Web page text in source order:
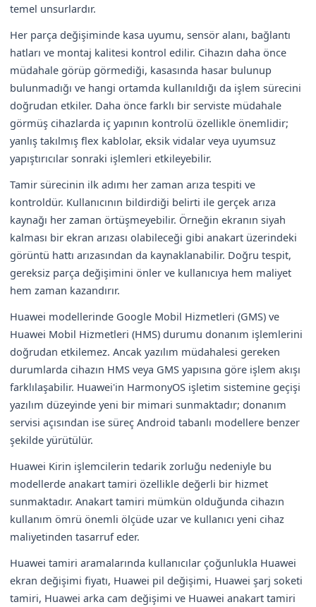
temel unsurlardır.
Her parça değişiminde kasa uyumu, sensör alanı, bağlantı
hatları ve montaj kalitesi kontrol edilir. Cihazın daha önce
müdahale görüp görmediği, kasasında hasar bulunup
bulunmadığı ve hangi ortamda kullanıldığı da işlem sürecini
doğrudan etkiler. Daha önce farklı bir serviste müdahale
görmüş cihazlarda iç yapının kontrolü özellikle önemlidir;
yanlış takılmış flex kablolar, eksik vidalar veya uyumsuz
yapıştırıcılar sonraki işlemleri etkileyebilir.
Tamir sürecinin ilk adımı her zaman arıza tespiti ve
kontroldür. Kullanıcının bildirdiği belirti ile gerçek arıza
kaynağı her zaman örtüşmeyebilir. Örneğin ekranın siyah
kalması bir ekran arızası olabileceği gibi anakart üzerindeki
görüntü hattı arızasından da kaynaklanabilir. Doğru tespit,
gereksiz parça değişimini önler ve kullanıcıya hem maliyet
hem zaman kazandırır.
Huawei modellerinde Google Mobil Hizmetleri (GMS) ve
Huawei Mobil Hizmetleri (HMS) durumu donanım işlemlerini
doğrudan etkilemez. Ancak yazılım müdahalesi gereken
durumlarda cihazın HMS veya GMS yapısına göre işlem akışı
farklılaşabilir. Huawei'in HarmonyOS işletim sistemine geçişi
yazılım düzeyinde yeni bir mimari sunmaktadır; donanım
servisi açısından ise süreç Android tabanlı modellere benzer
şekilde yürütülür.
Huawei Kirin işlemcilerin tedarik zorluğu nedeniyle bu
modellerde anakart tamiri özellikle değerli bir hizmet
sunmaktadır. Anakart tamiri mümkün olduğunda cihazın
kullanım ömrü önemli ölçüde uzar ve kullanıcı yeni cihaz
maliyetinden tasarruf eder.
Huawei tamiri aramalarında kullanıcılar çoğunlukla Huawei
ekran değişimi fiyatı, Huawei pil değişimi, Huawei şarj soketi
tamiri, Huawei arka cam değişimi ve Huawei anakart tamiri